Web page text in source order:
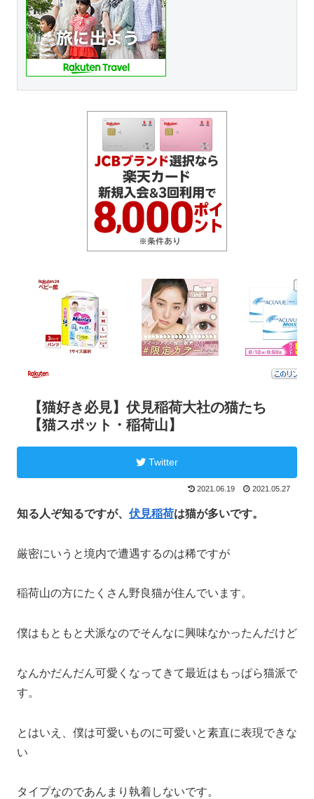
【猫好き必見】伏見稲荷大社の猫たち
【猫スポット・稲荷山】
Twitter
2021.06.19 2021.05.27
知る人ぞ知るですが、 伏見稲荷は猫が多いです。
厳密にいうと境内で遭遇するのは稀ですが
稲荷山の方にたくさん野良猫が住んでいます。
僕はもともと犬派なのでそんなに興味なかったんだけど
なんかだんだん可愛くなってきて最近はもっぱら猫派で
す。
とはいえ、僕は可愛いものに可愛いと素直に表現できな
い
タイプなのであんまり執着しないです。